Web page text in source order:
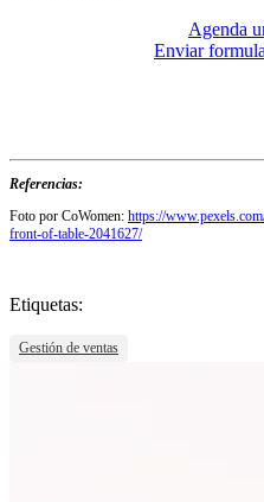
Agenda
Enviar
Referencias:
Foto por CoWomen: https://
front-of-table-2041627/
Etiquetas:
Gestión de ventas